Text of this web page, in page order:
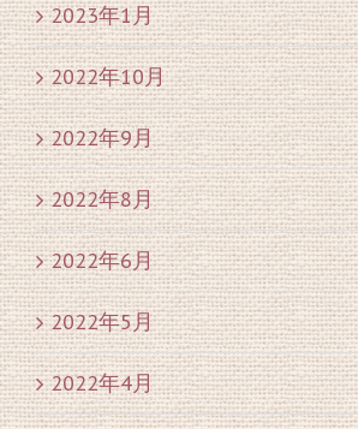
2023年1月
2022年10月
2022年9月
2022年8月
2022年6月
2022年5月
2022年4月